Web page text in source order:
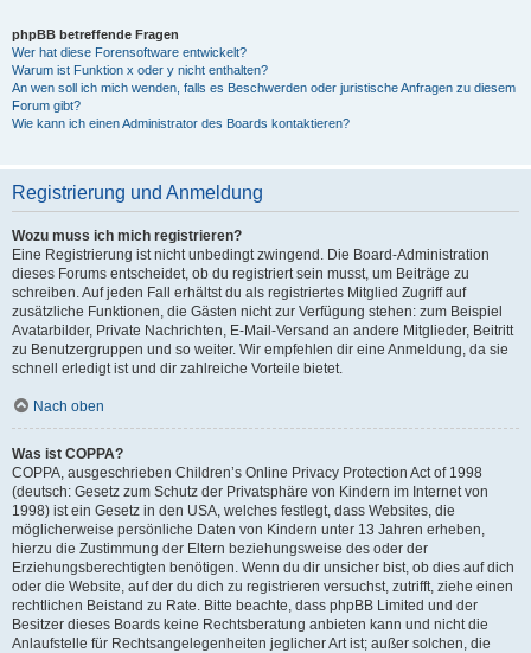
phpBB betreffende Fragen
Wer hat diese Forensoftware entwickelt?
Warum ist Funktion x oder y nicht enthalten?
An wen soll ich mich wenden, falls es Beschwerden oder juristische Anfragen zu diesem
Forum gibt?
Wie kann ich einen Administrator des Boards kontaktieren?
Registrierung und Anmeldung
Wozu muss ich mich registrieren?
Eine Registrierung ist nicht unbedingt zwingend. Die Board-Administration
dieses Forums entscheidet, ob du registriert sein musst, um Beiträge zu
schreiben. Auf jeden Fall erhältst du als registriertes Mitglied Zugriff auf
zusätzliche Funktionen, die Gästen nicht zur Verfügung stehen: zum Beispiel
Avatarbilder, Private Nachrichten, E-Mail-Versand an andere Mitglieder, Beitritt
zu Benutzergruppen und so weiter. Wir empfehlen dir eine Anmeldung, da sie
schnell erledigt ist und dir zahlreiche Vorteile bietet.
Nach oben
Was ist COPPA?
COPPA, ausgeschrieben Children’s Online Privacy Protection Act of 1998
(deutsch: Gesetz zum Schutz der Privatsphäre von Kindern im Internet von
1998) ist ein Gesetz in den USA, welches festlegt, dass Websites, die
möglicherweise persönliche Daten von Kindern unter 13 Jahren erheben,
hierzu die Zustimmung der Eltern beziehungsweise des oder der
Erziehungsberechtigten benötigen. Wenn du dir unsicher bist, ob dies auf dich
oder die Website, auf der du dich zu registrieren versuchst, zutrifft, ziehe einen
rechtlichen Beistand zu Rate. Bitte beachte, dass phpBB Limited und der
Besitzer dieses Boards keine Rechtsberatung anbieten kann und nicht die
Anlaufstelle für Rechtsangelegenheiten jeglicher Art ist; außer solchen, die